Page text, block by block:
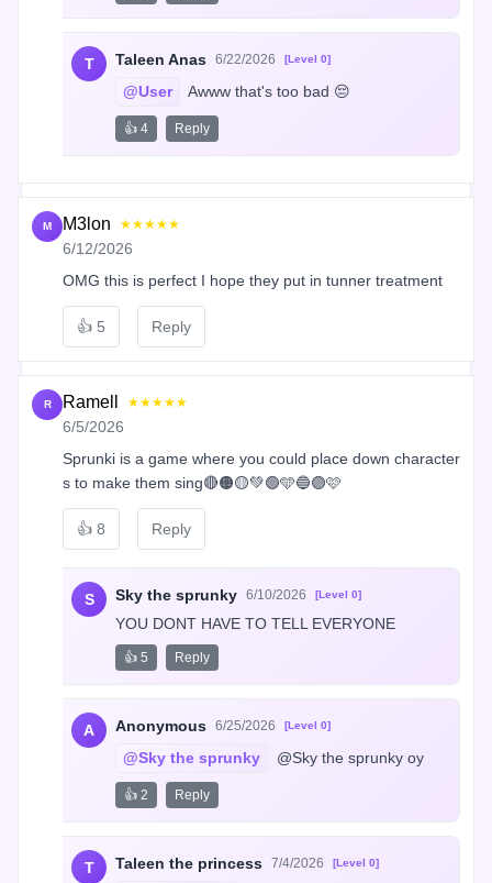
T Taleen Anas 6/22/2026 [Level 0]
@User Awww that's too bad 😔
👍 4 Reply
M M3lon ★★★★★
6/12/2026
OMG this is perfect I hope they put in tunner treatment
👍 5 Reply
R Ramell ★★★★★
6/5/2026
Sprunki is a game where you could place down character
s to make them sing🔴🟠🟡💚🟢🩵🔵🟣🩷
👍 8 Reply
S Sky the sprunky 6/10/2026 [Level 0]
YOU DONT HAVE TO TELL EVERYONE
👍 5 Reply
A Anonymous 6/25/2026 [Level 0]
@Sky the sprunky @Sky the sprunky oy
👍 2 Reply
T Taleen the princess 7/4/2026 [Level 0]